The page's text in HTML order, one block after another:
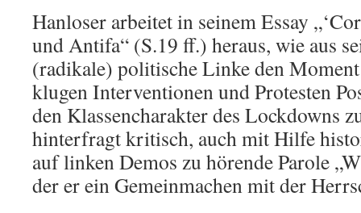
Hanloser arbeitet in seinem Essay
und Antifa“ (S.19 ff.) heraus, wie aus
(radikale) politische Linke den
klugen Interventionen und Protesten
den Klassencharakter des Lockdowns
hinterfragt kritisch, auch mit Hilfe
auf linken Demos zu hörende Parole
der er ein Gemeinmachen mit der